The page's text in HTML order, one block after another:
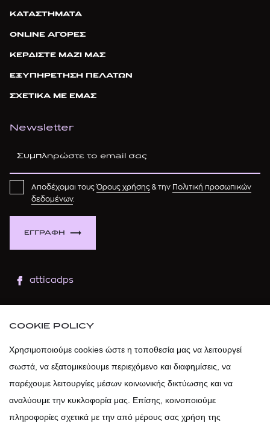
ΚΑΤΑΣΤΗΜΑΤΑ
ONLINE ΑΓΟΡΕΣ
ΚΕΡΔΙΣΤΕ ΜΑΖΙ ΜΑΣ
ΕΞΥΠΗΡΕΤΗΣΗ ΠΕΛΑΤΩΝ
ΣΧΕΤΙΚΑ ΜΕ ΕΜΑΣ
Newsletter
ΕΓΓΡΑΦΗ
Αποδέχομαι τουςΌρους χρήσης & την
Πολιτική προσωπικών
δεδομένων.
atticadps
atticadps
COOKIE POLICY
Χρησιμοποιούμε cookies ώστε η τοποθεσία μας να λειτουργεί
σωστά, να εξατομικεύουμε περιεχόμενο και διαφημίσεις, να
παρέχουμε λειτουργίες μέσων κοινωνικής δικτύωσης και να
αναλύουμε την κυκλοφορία μας. Επίσης, κοινοποιούμε
πληροφορίες σχετικά με την από μέρους σας χρήση της